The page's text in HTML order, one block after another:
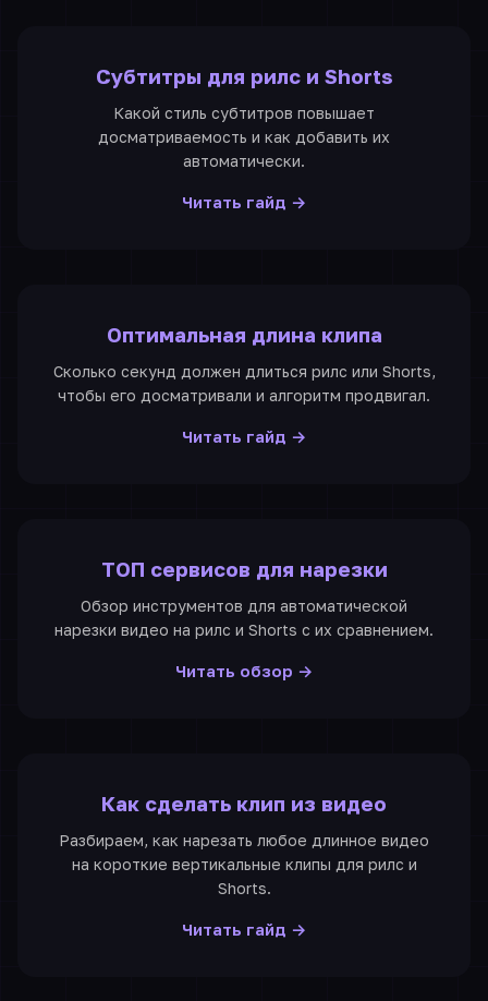
Субтитры для рилс и Shorts
Какой стиль субтитров повышает
досматриваемость и как добавить их
автоматически.
Читать гайд →
Оптимальная длина клипа
Сколько секунд должен длиться рилс или Shorts,
чтобы его досматривали и алгоритм продвигал.
Читать гайд →
ТОП сервисов для нарезки
Обзор инструментов для автоматической
нарезки видео на рилс и Shorts с их сравнением.
Читать обзор →
Как сделать клип из видео
Разбираем, как нарезать любое длинное видео
на короткие вертикальные клипы для рилс и
Shorts.
Читать гайд →